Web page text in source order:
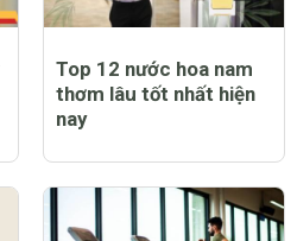
Top 12 nước hoa nam
thơm lâu tốt nhất hiện
nay